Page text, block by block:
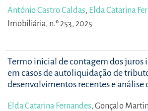
António Castro Caldas, Elda Catarina
Imobiliária, n.º 253, 2025
Termo inicial de contagem dos juros
em casos de autoliquidação de
desenvolvimentos recentes e análise
Elda Catarina Fernandes, Gonçalo